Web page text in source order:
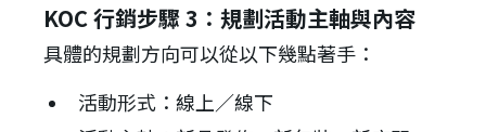
KOC 行銷步驟 3：規劃活動主軸與內容
具體的規劃方向可以從以下幾點著手：
活動形式：線上／線下